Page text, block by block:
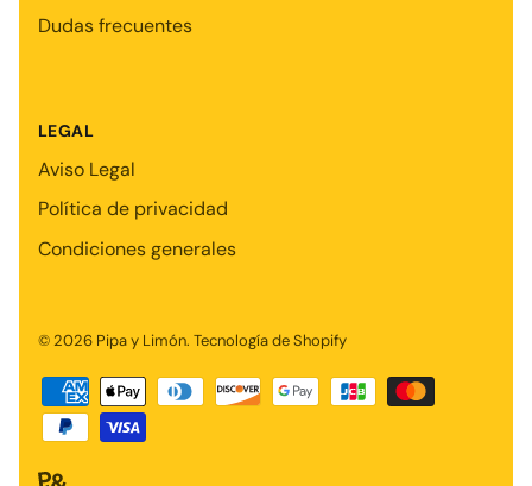
Dudas frecuentes
LEGAL
Aviso Legal
Política de privacidad
Condiciones generales
© 2026 Pipa y Limón. Tecnología de Shopify